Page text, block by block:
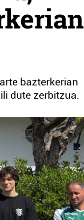
bazterkerian
dute zerbitzua.